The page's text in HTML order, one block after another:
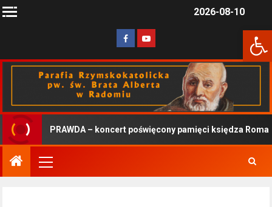
2026-08-10
PRAWDA – koncert poświęcony pamięci księdza